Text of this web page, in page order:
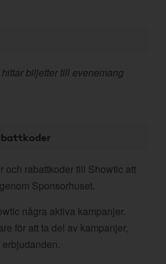
biljetter till evenemang
och rabattkoder till Showtic att
Sponsorhuset.
några aktiva kampanjer.
för att ta del av kampanjer,